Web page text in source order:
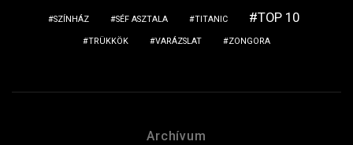
SZÍNHÁZ SÉF ASZTALA TITANIC TOP 10
TRÜKKÖK VARÁZSLAT ZONGORA
Archívum